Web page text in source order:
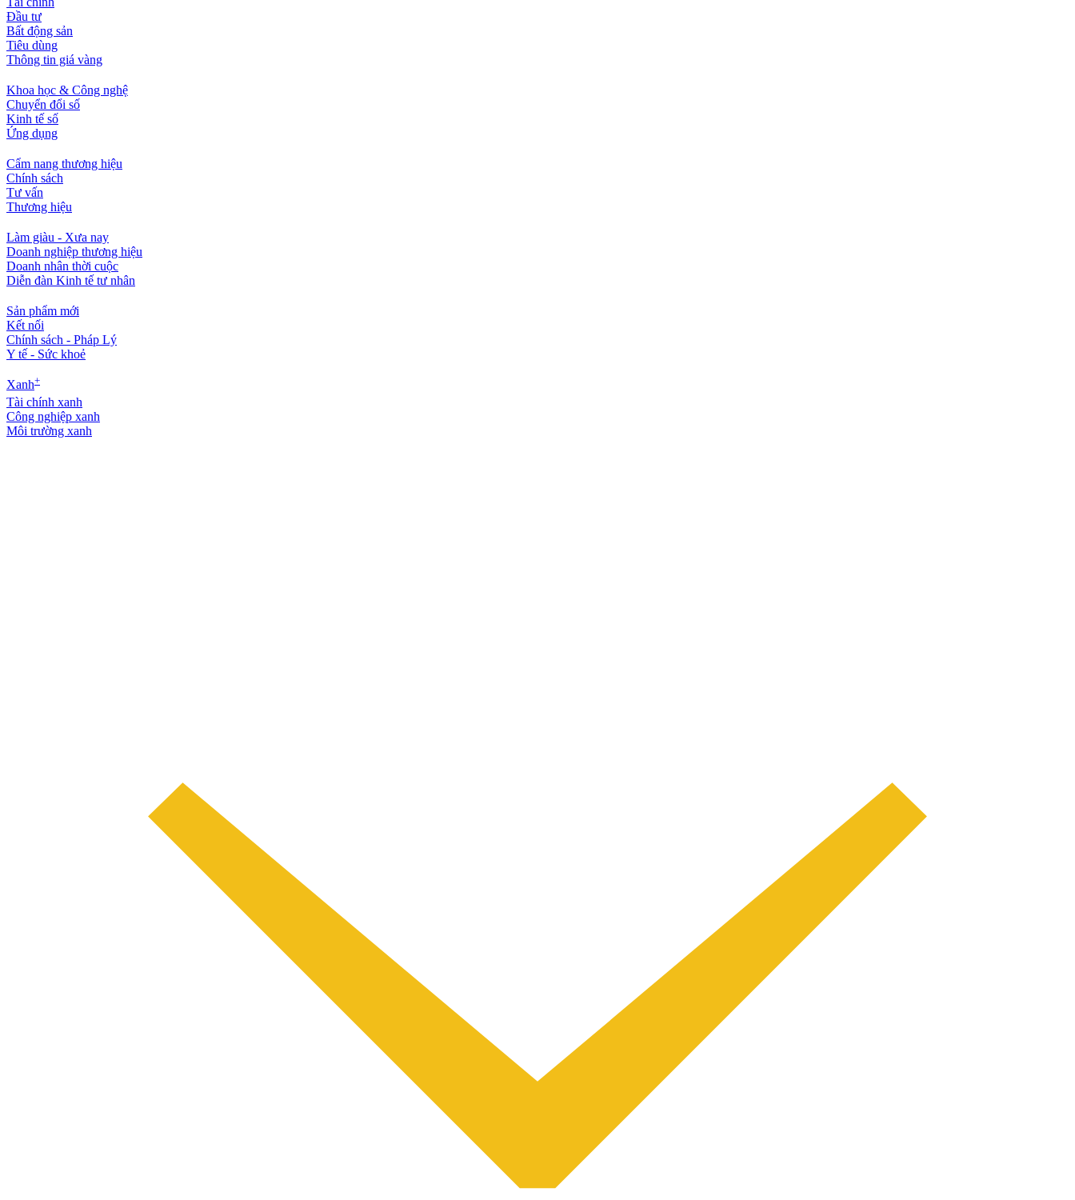
Đầu tư
Bất động sản
Tiêu dùng
Thông tin giá vàng
Khoa học & Công nghệ
Chuyển đổi số
Kinh tế số
Ứng dụng
Cẩm nang thương hiệu
Chính sách
Tư vấn
Thương hiệu
Làm giàu - Xưa nay
Doanh nghiệp thương hiệu
Doanh nhân thời cuộc
Diễn đàn Kinh tế tư nhân
Sản phẩm mới
Kết nối
Chính sách - Pháp Lý
Y tế - Sức khoẻ
Xanh+
Tài chính xanh
Công nghiệp xanh
Môi trường xanh